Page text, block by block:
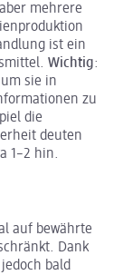
mehrere
ist ein
Wichtig:
sie in
zu
die
deuten
1–2 hin.
auf bewährte
Dank
bald